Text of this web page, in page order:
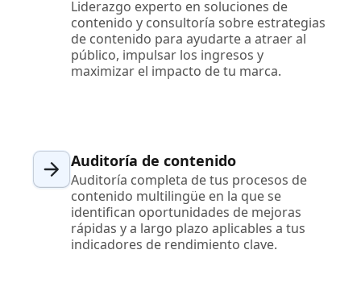
Liderazgo experto en soluciones de
contenido y consultoría sobre estrategias
de contenido para ayudarte a atraer al
público, impulsar los ingresos y
maximizar el impacto de tu marca.
Auditoría de contenido
Auditoría completa de tus procesos de
contenido multilingüe en la que se
identifican oportunidades de mejoras
rápidas y a largo plazo aplicables a tus
indicadores de rendimiento clave.